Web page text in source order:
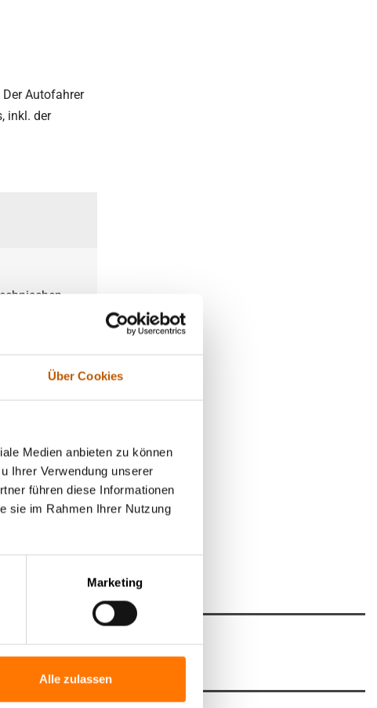
Über Cookies
Medien anbieten zu können
Ihrer Verwendung unserer
führen diese Informationen
sie im Rahmen Ihrer Nutzung
Marketing
Alle zulassen
Autofahrer
inkl. der
und